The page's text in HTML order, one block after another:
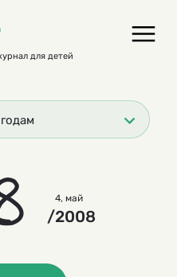
для детей
4, май
/2008